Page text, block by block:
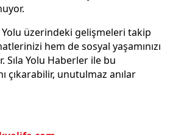
Yolu üzerindeki gelişmeleri takip
hem de sosyal yaşamınızı
Yolu Haberler ile bu
çıkarabilir, unutulmaz anılar